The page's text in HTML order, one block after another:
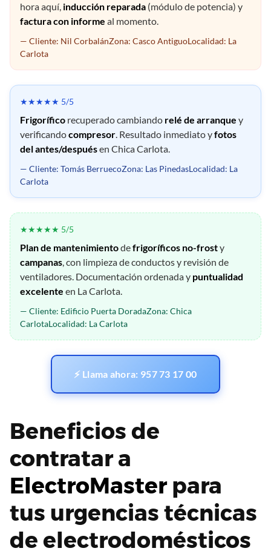
hora aquí, inducción reparada (módulo de potencia) y
factura con informe al momento.
— Cliente: Nil CorbalánZona: Casco AntiguoLocalidad: La
Carlota
★★★★★ 5/5
Frigorífico recuperado cambiando relé de arranque y
verificandocompresor. Resultado inmediato yfotos
del antes/despuésen Chica Carlota.
— Cliente: Tomás BerruecoZona: Las PinedasLocalidad: La
Carlota
★★★★★ 5/5
Plan de mantenimientodefrigoríficos no-frosty
campanas, con limpieza de conductos y revisión de
ventiladores. Documentación ordenada y puntualidad
excelente en La Carlota.
— Cliente: Edificio Puerta DoradaZona: Chica
CarlotaLocalidad: La Carlota
⚡ Llama ahora: 957 73 17 00
Beneficios de
contratar a
ElectroMasterpara
tus urgencias técnicas
de electrodomésticos